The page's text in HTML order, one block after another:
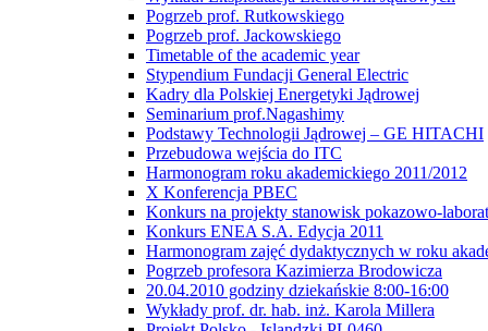
Pogrzeb prof. Rutkowskiego
Pogrzeb prof. Jackowskiego
Timetable of the academic year
Stypendium Fundacji General Electric
Kadry dla Polskiej Energetyki Jądrowej
Seminarium prof.Nagashimy
Podstawy Technologii Jądrowej – GE HITACHI
Przebudowa wejścia do ITC
Harmonogram roku akademickiego 2011/2012
X Konferencja PBEC
Konkurs na projekty stanowisk pokazowo-
Konkurs ENEA S.A. Edycja 2011
Harmonogram zajęć dydaktycznych w roku
Pogrzeb profesora Kazimierza Brodowicza
20.04.2010 godziny dziekańskie 8:00-16:00
Wykłady prof. dr. hab. inż. Karola Millera